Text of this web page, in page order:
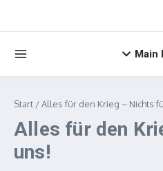
Main
Start /Alles für den Krieg – Nichts
Alles für den
uns!